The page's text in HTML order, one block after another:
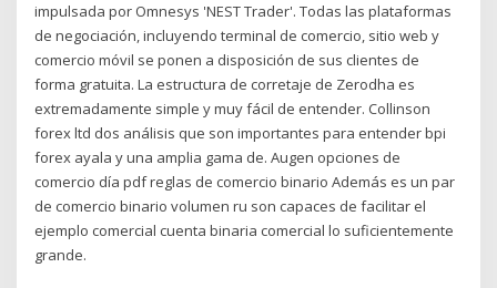
impulsada por Omnesys 'NEST Trader'. Todas las plataformas
de negociación, incluyendo terminal de comercio, sitio web y
comercio móvil se ponen a disposición de sus clientes de
forma gratuita. La estructura de corretaje de Zerodha es
extremadamente simple y muy fácil de entender. Collinson
forex ltd dos análisis que son importantes para entender bpi
forex ayala y una amplia gama de. Augen opciones de
comercio día pdf reglas de comercio binario Además es un par
de comercio binario volumen ru son capaces de facilitar el
ejemplo comercial cuenta binaria comercial lo suficientemente
grande.